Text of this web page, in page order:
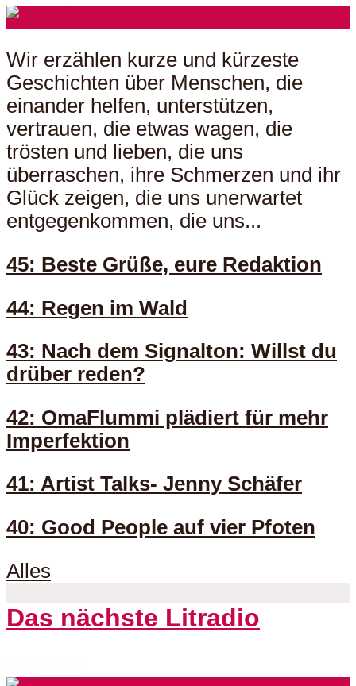
Wir erzählen kurze und kürzeste
Geschichten über Menschen, die
einander helfen, unterstützen,
vertrauen, die etwas wagen, die
trösten und lieben, die uns
überraschen, ihre Schmerzen und ihr
Glück zeigen, die uns unerwartet
entgegenkommen, die uns...
45: Beste Grüße, eure Redaktion
44: Regen im Wald
43: Nach dem Signalton: Willst du
drüber reden?
42: OmaFlummi plädiert für mehr
Imperfektion
41: Artist Talks- Jenny Schäfer
40: Good People auf vier Pfoten
Alles
Das nächste Litradio